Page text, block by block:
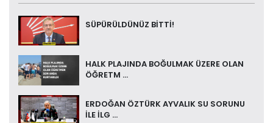
SÜPÜRÜLDÜNÜZ BİTTİ!
HALK PLAJINDA BOĞULMAK ÜZERE OLAN
ÖĞRETM ...
ERDOĞAN ÖZTÜRK AYVALIK SU SORUNU
İLE İLG ...